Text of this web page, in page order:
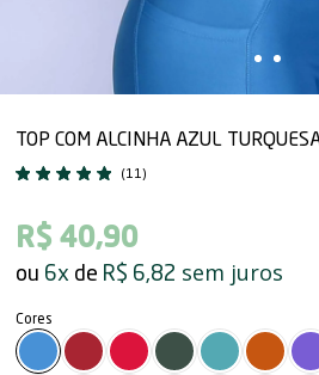
TOP COM ALCINHA AZUL
(11)
R$ 40,90
6x R$ 6,82 sem juros